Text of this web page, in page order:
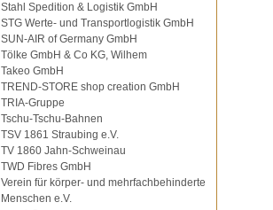
Stahl Spedition & Logistik GmbH
STG Werte- und Transportlogistik GmbH
SUN-AIR of Germany GmbH
Tölke GmbH & Co KG, Wilhem
Takeo GmbH
TREND-STORE shop creation GmbH
TRIA-Gruppe
Tschu-Tschu-Bahnen
TSV 1861 Straubing e.V.
TV 1860 Jahn-Schweinau
TWD Fibres GmbH
Verein für körper- und mehrfachbehinderte
Menschen e.V.